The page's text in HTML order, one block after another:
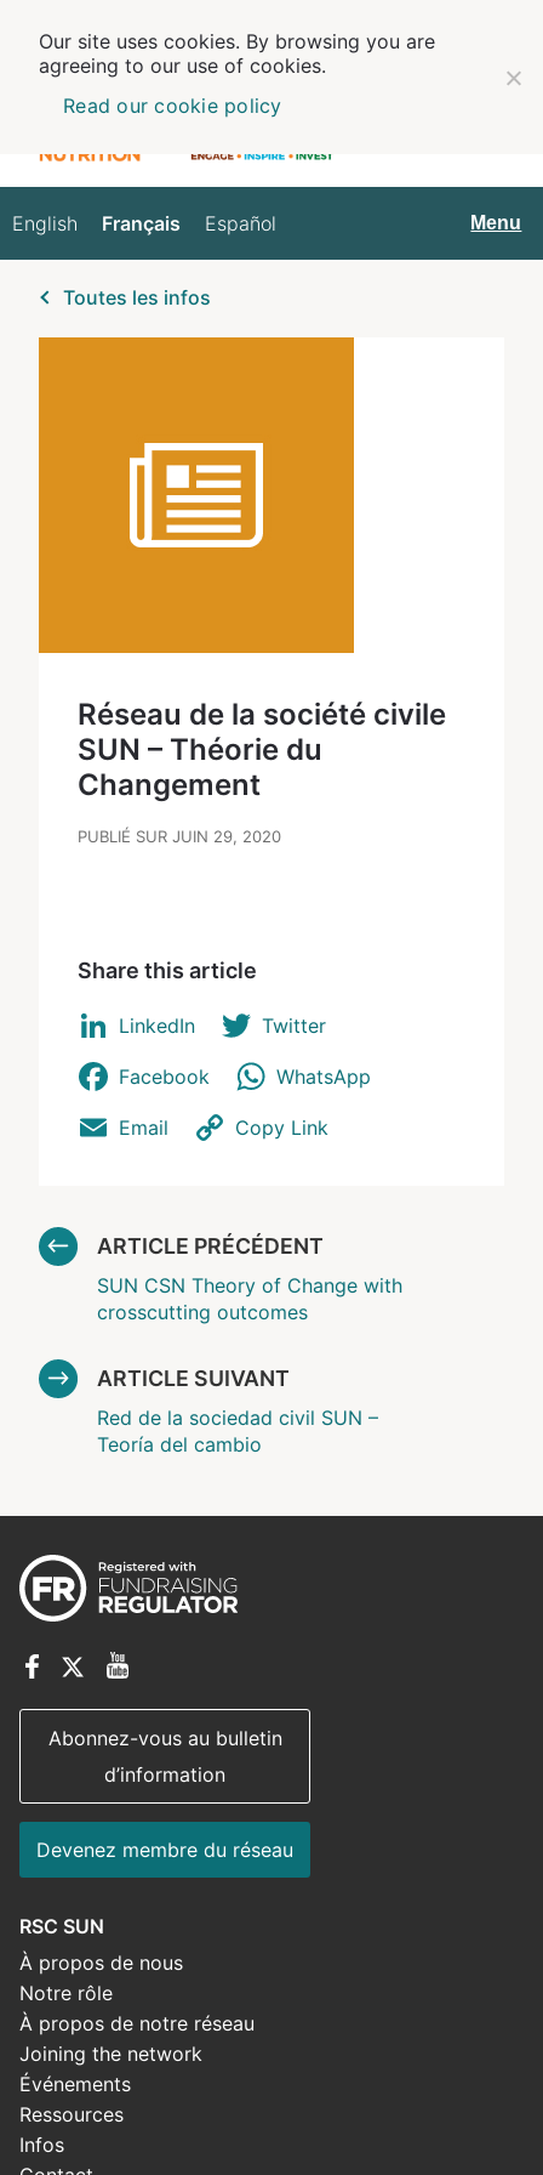
Français
English Français Español Menu
Toutes les infos
Réseau de la société civile
SUN – Théorie du
Changement
PUBLIÉ SUR JUIN 29, 2020
Share this article
LinkedIn Twitter
Facebook WhatsApp
Email Copy Link
ARTICLE PRÉCÉDENT
SUN CSN Theory of Change with
crosscutting outcomes
ARTICLE SUIVANT
Red de la sociedad civil SUN –
Teoría del cambio
Abonnez-vous au bulletin
d’information
Devenez membre du réseau
RSC SUN
À propos de nous
Notre rôle
À propos de notre réseau
Joining the network
Événements
Ressources
Infos
Our site uses cookies. By browsing you are
agreeing to our use of cookies.
Read our cookie policy